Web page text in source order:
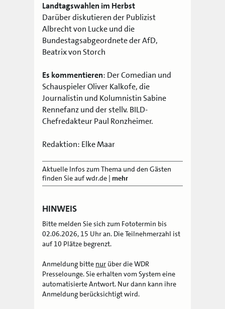
Landtagswahlen im Herbst
Darüber diskutieren der Publizist
Albrecht von Lucke und die
Bundestagsabgeordnete der AfD,
Beatrix von Storch
Es kommentieren: Der Comedian und
Schauspieler Oliver Kalkofe, die
Journalistin und Kolumnistin Sabine
Rennefanz und der stellv. BILD-
Chefredakteur Paul Ronzheimer.
Redaktion: Elke Maar
Aktuelle Infos zum Thema und den Gästen
finden Sie auf wdr.de | mehr
HINWEIS
Bitte melden Sie sich zum Fototermin bis
02.06.2026, 15 Uhr an. Die Teilnehmerzahl ist
auf 10 Plätze begrenzt.
Anmeldung bitte nur über die WDR
Presselounge. Sie erhalten vom System eine
automatisierte Antwort. Nur dann kann ihre
Anmeldung berücksichtigt wird.